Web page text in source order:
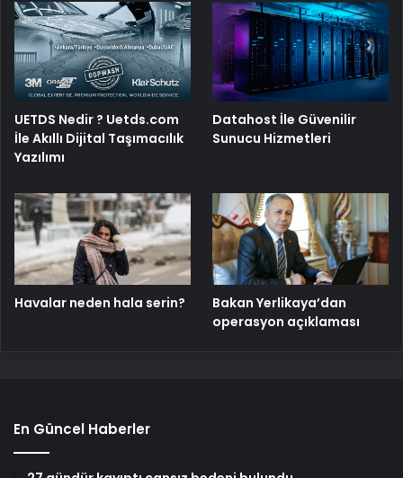
UETDS Nedir ? Uetds.com
İle Akıllı Dijital Taşımacılık
Yazılımı
Datahost İle Güvenilir
Sunucu Hizmetleri
Havalar neden hala serin?
Bakan Yerlikaya’dan
operasyon açıklaması
En Güncel Haberler